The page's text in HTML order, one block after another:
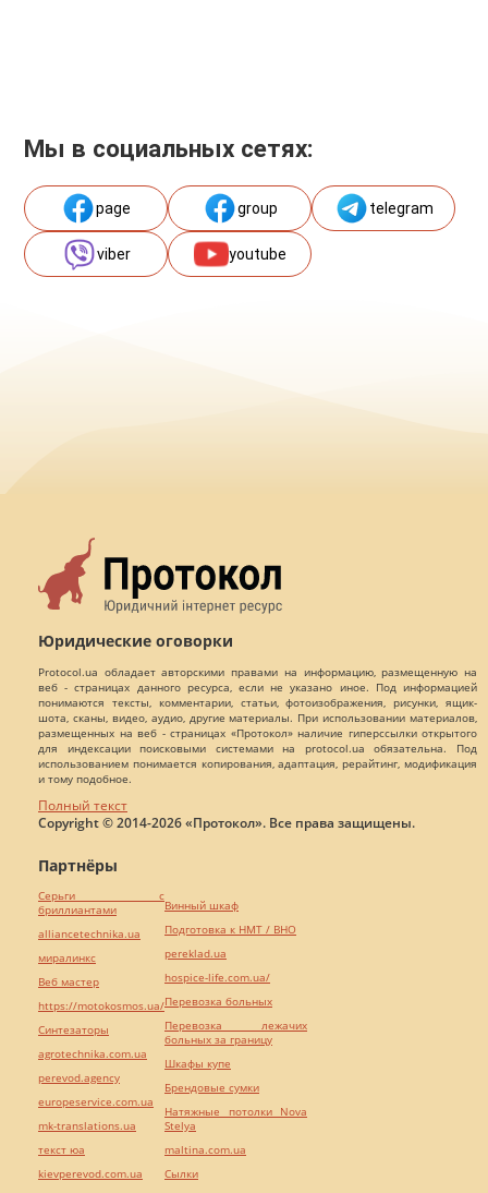
Мы в социальных сетях:
page group telegram
viber youtube
Юридические оговорки
Protocol.ua обладает авторскими правами на информацию, размещенную на
веб - страницах данного ресурса, если не указано иное. Под информацией
понимаются тексты, комментарии, статьи, фотоизображения, рисунки, ящик-
шота, сканы, видео, аудио, другие материалы. При использовании материалов,
размещенных на веб - страницах «Протокол» наличие гиперссылки открытого
для индексации поисковыми системами на protocol.ua обязательна. Под
использованием понимается копирования, адаптация, рерайтинг, модификация
и тому подобное.
Полный текст
Copyright © 2014-2026 «Протокол». Все права защищены.
Партнёры
Серьги с
бриллиантами
alliancetechnika.ua
миралинкс
Веб мастер
https://motokosmos.ua/
Синтезаторы
agrotechnika.com.ua
perevod.agency
europeservice.com.ua
mk-translations.ua
текст юа
kievperevod.com.ua
Винный шкаф
Подготовка к НМТ / ВНО
pereklad.ua
hospice-life.com.ua/
Перевозка больных
Перевозка лежачих
больных за границу
Шкафы купе
Брендовые сумки
Натяжные потолки Nova
Stelya
maltina.com.ua
Cылки